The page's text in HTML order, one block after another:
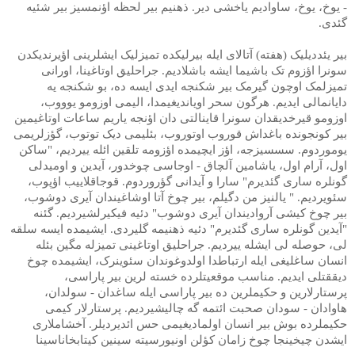
- یوخ، یوخ، ساوادیم یاخشی دیر. ذهنیم بیر لحظه اؤنمسیز بیر شئیه
گئدی.
بیر یئددیلیک (هفته) آتالای ایله بیرلیکده تمیزلیک ایشلرینی اؤیرندیکدن
سونرا اؤزوم تک باشیما ایشه باشلادیم. جراحلیق اوتاغینا، اورانی
تمیزلمک اوچون گیرمک بیر شکنجه ایدی ایسه ده، بو شکنجه یه
دایانمالی ایدیم. هرگون سحر اویاندیغیمدا، الیمی اوزومو یوووب،
اوزومو قیرخدیقدان سونرا قاینالتی دان اؤنجه یاریم ساعات اوتاغیمین
بیر کونجونده باغداش قوروب اوتوروب، بئلیمی دیک توتوب، گؤزلریمی
یوموردوم. سسسیزجه، اؤز ایچیمده اؤزومه تلقین ائله ییردیم، "ساکن
اول، آرام اول، یاشامین آلچاق - اوجاسی چوخدور، آیدین و اومیدلی
گونلره ساری گئدیرم" سارا و آیدانی گؤروردوم. قوجاقلاییب اؤپوب،
سئویردیم. " یالنیز من دگیلم، بیر چوخ آتا اوشاغیندان آیری دوشوب،
بیر چوخ کیشی آروادیندان آیری دوشوب" دئیه فیکیرلشیردیم. گئنه
"آیدین گونلره ساری گئدیرم" دئیه ذهنیمه گلیردی. ایشیمده ایسه سلقه
لی، حوصله لی ایشله ییردیم. جراحلیق اوتاغینی تمیزله مگین بئله
انسان ساغلیغی ایله ارتباطدا اولدوغوندان سئوینرک، ایشیمده چوخ
دیققتلی ایدیم. مناسب موقعیتلرده خسته لرین بیر پاراسی،
پرستارلارین و حکیملرین ده بیر پاراسی ایله ساغدان - سولدان،
هاوادان - سودان صحبت ائتمه گه چالیشیردیم. پرستارلار کیمی
حکیملرده بوش بیر انسان اولمادیغیمی حس ائدیردیلر. آخشاملاری
ایشدن چیخینجا چوخ زامان کؤلن اونیورسیته سینین کیتابخاناسینا